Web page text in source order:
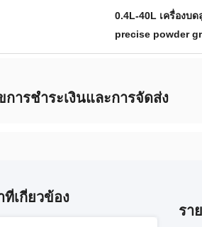
0.4L-40L เครื่องบ
precise powder
การชำระเงินและการจัดส่ง
ที่เกี่ยวข้อง
รา